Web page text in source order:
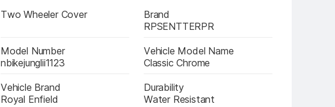
Two Wheeler Cover
Brand
RPSENTTERPR
Model Number
nbikejunglii1123
Vehicle Model Name
Classic Chrome
Vehicle Brand
Royal Enfield
Durability
Water Resistant